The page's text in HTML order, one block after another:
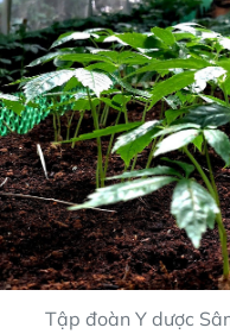
Tập đoàn Y dược